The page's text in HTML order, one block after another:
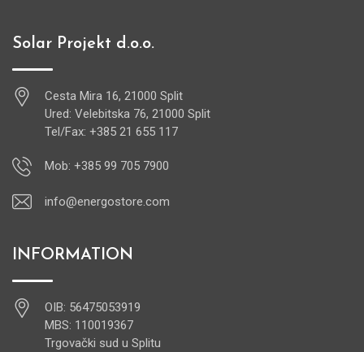
Solar Projekt d.o.o.
Cesta Mira 16, 21000 Split
Ured: Velebitska 76, 21000 Split
Tel/Fax: +385 21 655 117
Mob: +385 99 705 7900
info@energostore.com
INFORMATION
OIB: 56475053919
MBS: 110019367
Trgovački sud u Splitu